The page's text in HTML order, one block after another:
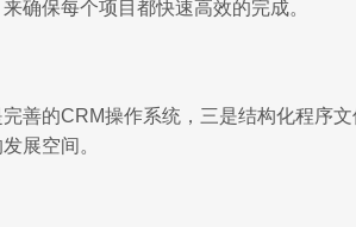
确保每个项目都快速高效的完成。
善的CRM操作系统，三是结构化程序
展空间。